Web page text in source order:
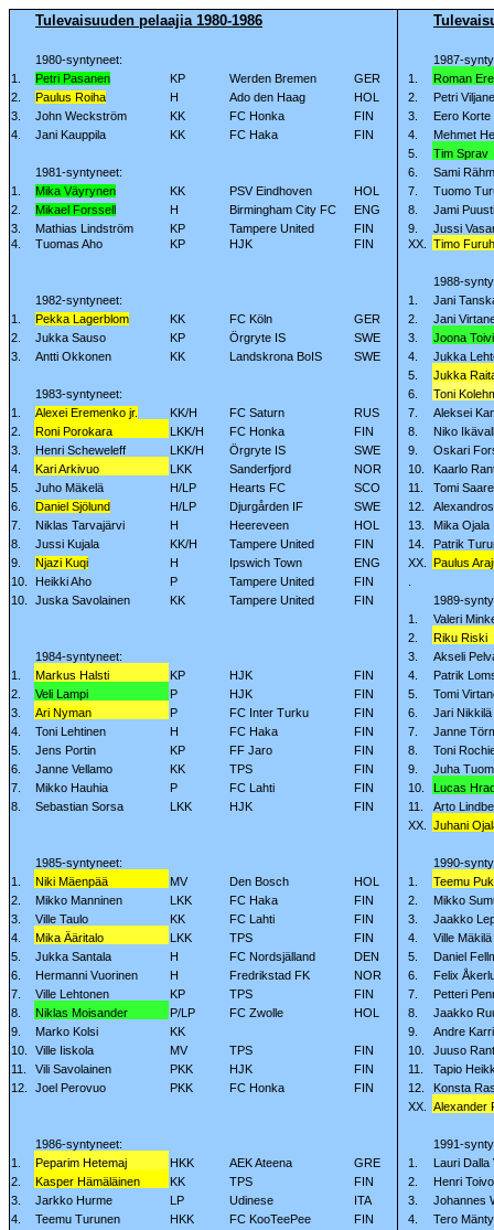
Tulevaisuuden pelaajia 1980-1986
1980-syntyneet:
1987-
1.
Petri Pasanen KP Werden Bremen GER 1.
Roman
2.
Paulus Roiha H Ado den Haag HOL 2.
Petri
3.
John Weckström KK FC Honka FIN 3.
Eero Korte
4.
Jani Kauppila KK FC Haka FIN 4.
Mehmet
5.
Tim Sprav
1981-syntyneet:
6.
Sami
1.
Mika Väyrynen KK PSV Eindhoven HOL 7.
Tuomo
2.
Mikael Forssell H Birmingham City FC ENG 8.
Jami
3.
Mathias Lindström KP Tampere United FIN 9.
Jussi
4.
Tuomas Aho KP HJK FIN XX. Timo
1988-
1982-syntyneet:
1.
Jani
1.
Pekka Lagerblom KK FC Köln GER 2.
Jani
2.
Jukka Sauso KP Örgryte IS SWE 3.
Joona
3.
Antti Okkonen KK Landskrona BoIS SWE 4.
Jukka
5.
Jukka
1983-syntyneet:
6.
Toni
1.
Alexei Eremenko jr. KK/H FC Saturn RUS 7.
Aleksei
2.
Roni Porokara LKK/H FC Honka FIN 8.
Niko
3.
Henri Scheweleff LKK/H Örgryte IS SWE 9.
Oskari
4.
Kari Arkivuo LKK Sanderfjord NOR 10.
Kaarlo
5.
Juho Mäkelä H/LP Hearts FC SCO 11.
Tomi
6.
Daniel Sjölund H/LP Djurgården IF SWE 12.
7.
Niklas Tarvajärvi H Heereveen HOL 13.
Mika Ojala
8.
Jussi Kujala KK/H Tampere United FIN 14.
Patrik
9.
Njazi Kuqi H Ipswich Town ENG XX.
Paulus
10.
Heikki Aho P Tampere United FIN
10.
Juska Savolainen KK Tampere United FIN
1989-
1.
Valeri
2.
Riku Riski
1984-syntyneet:
3.
Akseli
1.
Markus Halsti KP HJK FIN 4.
Patrik
2.
Veli Lampi P HJK FIN 5.
Tomi
3.
Ari Nyman P FC Inter Turku FIN 6.
Jari Nikkilä
4.
Toni Lehtinen H FC Haka FIN 7.
Janne
5.
Jens Portin KP FF Jaro FIN 8.
Toni
6.
Janne Vellamo KK TPS FIN 9.
Juha
7.
Mikko Hauhia P FC Lahti FIN 10.
Lucas
8.
Sebastian Sorsa LKK HJK FIN 11.
Arto
XX.
Juhani
1985-syntyneet:
1990-
1.
Niki Mäenpää MV Den Bosch HOL 1.
Teemu
2.
Mikko Manninen LKK FC Haka FIN 2.
Mikko
3.
Ville Taulo KK FC Lahti FIN 3.
Jaakko
4.
Mika Ääritalo LKK TPS FIN 4.
Ville Mäkilä
5.
Jukka Santala H FC Nordsjälland DEN 5.
Daniel
6.
Hermanni Vuorinen H Fredrikstad FK NOR 6.
Felix
7.
Ville Lehtonen KP TPS FIN 7.
Petteri
8.
Niklas Moisander P/LP FC Zwolle HOL 8.
Jaakko
9.
Marko Kolsi KK 9.
Andre
10.
Ville Iiskola MV TPS FIN 10.
Juuso
11.
Vili Savolainen PKK HJK FIN 11.
Tapio
12.
Joel Perovuo PKK FC Honka FIN 12.
Konsta
XX.
Alexander
1986-syntyneet:
1991-
1.
Peparim Hetemaj HKK AEK Ateena GRE 1.
Lauri Dalla
2.
Kasper Hämäläinen KK TPS FIN 2.
Henri
3.
Jarkko Hurme LP Udinese ITA 3.
Johannes
4.
Teemu Turunen HKK FC KooTeePee FIN 4.
Tero